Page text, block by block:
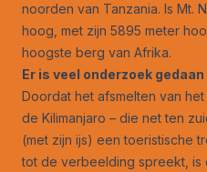
noorden van Tanzania. Is Mt.
hoog, met zijn 5895 meter
hoogste berg van Afrika.
Er is veel onderzoek gedaan
Doordat het afsmelten van
de Kilimanjaro – die net ten
(met zijn ijs) een toeristische
tot de verbeelding spreekt, is